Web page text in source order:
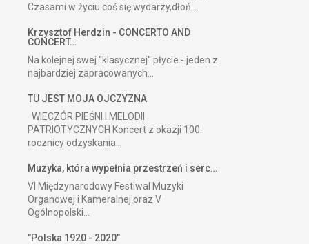
Czasami w życiu coś się wydarzy,dłoń...
Krzysztof Herdzin - CONCERTO AND
CONCERT…
Na kolejnej swej "klasycznej" płycie - jeden z
najbardziej zapracowanych...
TU JEST MOJA OJCZYZNA
WIECZÓR PIEŚNI I MELODII
PATRIOTYCZNYCH Koncert z okazji 100.
rocznicy odzyskania...
Muzyka, która wypełnia przestrzeń i serc…
VI Międzynarodowy Festiwal Muzyki
Organowej i Kameralnej oraz V
Ogólnopolski...
"Polska 1920 - 2020"